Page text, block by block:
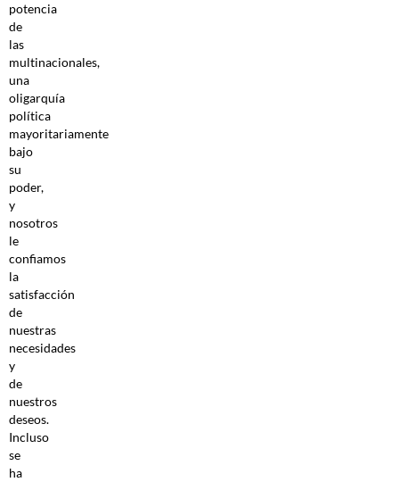
potencia
de
las
multinacionales,
una
oligarquía
política
mayoritariamente
bajo
su
poder,
y
nosotros
le
confiamos
la
satisfacción
de
nuestras
necesidades
y
de
nuestros
deseos.
Incluso
se
ha